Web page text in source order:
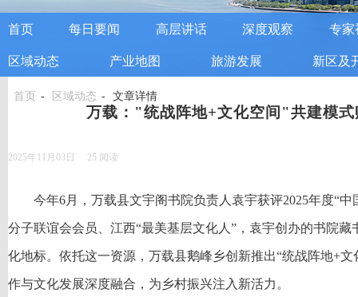
首页 每日要闻 高层讲话 深度观察 专家
区域动态 产业地图 旅游发展 新区及
首页 区域动态 文章详情
万载："统战阵地+文化空间"共建模式
2025年11月03日 25 阅读
今年6月，万载县文宇阁书院负责人袁宇获评2025年度“
分子联谊会会员、江西“最美基层文化人”，袁宇创办的书院藏
化地标。依托这一资源，万载县鹅峰乡创新推出“统战阵地+
作与文化发展深度融合，为乡村振兴注入新活力。